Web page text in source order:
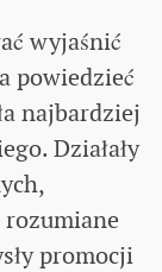
wyjaśnić
powiedzieć
najbardziej
Działały
promocji